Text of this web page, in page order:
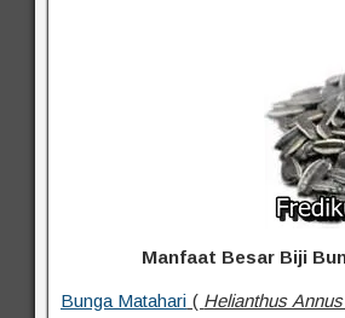
Manfaat Besar Biji
Bunga Matahari ( Helianthus